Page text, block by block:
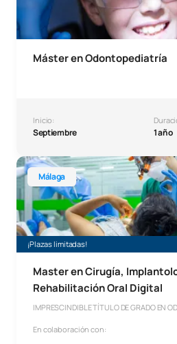
Máster en Odontopediatría
Inicio:
Septiembre 1 año
Málaga
¡Plazas limitadas!
Master en Cirugía,
Rehabilitación Oral Digital
IMPRESCINDIBLE TÍTULO DE GRADO EN
En colaboración con:
Master en Cirugía,